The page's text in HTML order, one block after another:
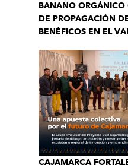
BANANO
DE PROPAGACIÓN
BENÉFICOS EN EL
CAJAMARCA